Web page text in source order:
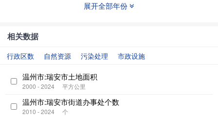
展开全部年份
相关数据
行政区数 自然资源 污染处理 市政设施
温州市:瑞安市土地面积
2000 - 2024 平方公里
温州市:瑞安市街道办事处个数
2010 - 2024 个